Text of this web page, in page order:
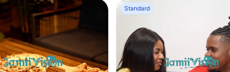
Standard